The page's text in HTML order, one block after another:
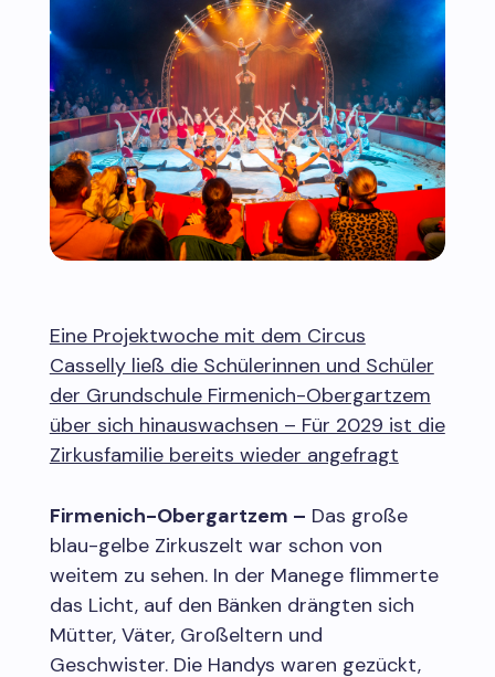
Eine Projektwoche mit dem Circus
Casselly ließ die Schülerinnen und Schüler
der Grundschule Firmenich-Obergartzem
über sich hinauswachsen – Für 2029 ist die
Zirkusfamilie bereits wieder angefragt
Firmenich-Obergartzem – Das große
blau-gelbe Zirkuszelt war schon von
weitem zu sehen. In der Manege flimmerte
das Licht, auf den Bänken drängten sich
Mütter, Väter, Großeltern und
Geschwister. Die Handys waren gezückt,